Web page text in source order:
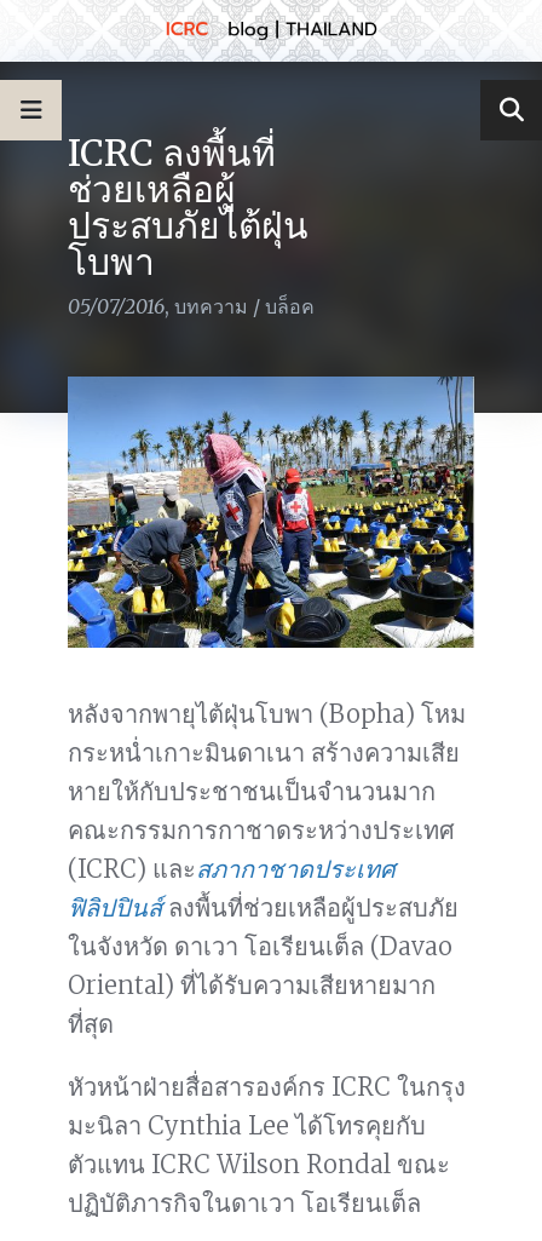
ICRC ลงพื้นที่
ช่วยเหลือผู้
ประสบภัยไต้ฝุ่น
โบพา
05/07/2016, บทความ / บล็อค
หลังจากพายุไต้ฝุ่นโบพา (Bopha) โหม
กระหน่ำเกาะมินดาเนา สร้างความเสีย
หายให้กับประชาชนเป็นจำนวนมาก
คณะกรรมการกาชาดระหว่างประเทศ
(ICRC) และสภากาชาดประเทศ
ฟิลิปปินส์ลงพื้นที่ช่วยเหลือผู้ประสบภัย
ในจังหวัด ดาเวา โอเรียนเต็ล (Davao
Oriental) ที่ได้รับความเสียหายมาก
ที่สุด
หัวหน้าฝ่ายสื่อสารองค์กร ICRC ในกรุง
มะนิลา Cynthia Lee ได้โทรคุยกับ
ตัวแทน ICRC Wilson Rondal ขณะ
ปฏิบัติภารกิจในดาเวา โอเรียนเต็ล